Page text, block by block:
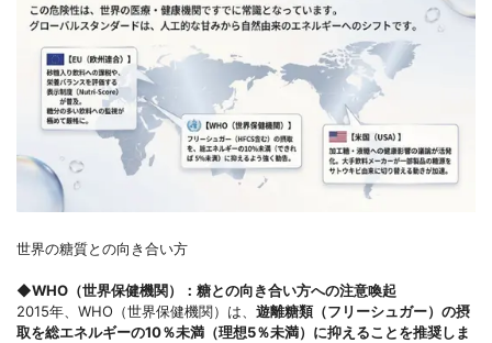
世界の糖質との向き合い方
◆WHO（世界保健機関）：糖との向き合い方への注意喚起
2015年、WHO（世界保健機関）は、 遊離糖類（フリーシュガー）の摂
取を総エネルギーの10％未満（理想5％未満）に抑えることを推奨しま